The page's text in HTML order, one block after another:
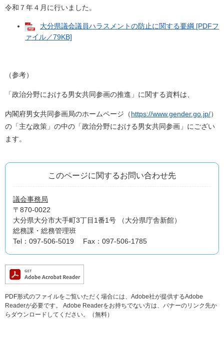
令和７年４月に行いました。
大分県議会議員ハラスメントの防止に関する要綱 [PDFフ
ァイル／79KB]
（参考）
「政治分野における男女共同参画の推進」に関する資料は、
内閣府男女共同参画局のホームページ（https://www.gender.go.jp/）
の「主な政策」の中の「政治分野における男女共同参画」にござい
ます。
このページに関するお問い合わせ先
議会事務局
〒870-0022
大分県大分市大手町3丁目1番1号 （大分県庁舎新館）
総務課・総務管理班
Tel：097-506-5019
Fax：097-506-1785
PDF形式のファイルをご覧いただく場合には、Adobe社が提供するAdobe
Readerが必要です。
Adobe Readerをお持ちでない方は、バナーのリンク先か
らダウンロードしてください。（無料）